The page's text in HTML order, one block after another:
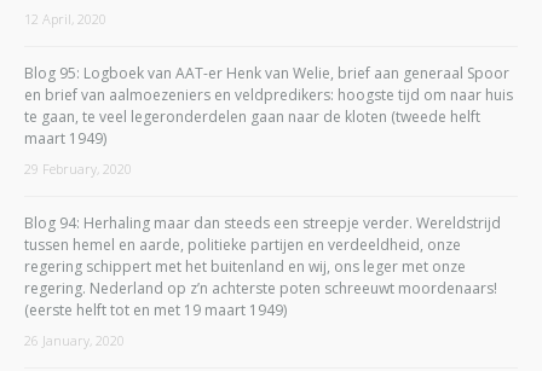
12 April, 2020
Blog 95: Logboek van AAT-er Henk van Welie, brief aan generaal Spoor
en brief van aalmoezeniers en veldpredikers: hoogste tijd om naar huis
te gaan, te veel legeronderdelen gaan naar de kloten (tweede helft
maart 1949)
29 February, 2020
Blog 94: Herhaling maar dan steeds een streepje verder. Wereldstrijd
tussen hemel en aarde, politieke partijen en verdeeldheid, onze
regering schippert met het buitenland en wij, ons leger met onze
regering. Nederland op z’n achterste poten schreeuwt moordenaars!
(eerste helft tot en met 19 maart 1949)
26 January, 2020